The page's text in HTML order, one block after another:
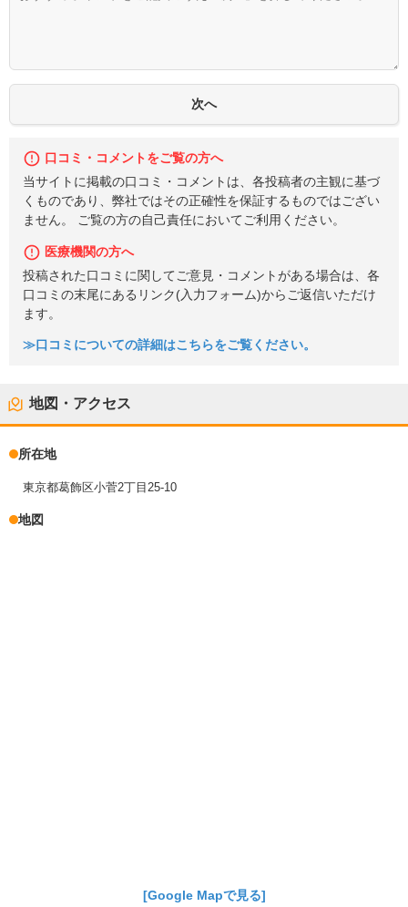
口コミ・コメントをご覧の方へ
当サイトに掲載の口コミ・コメントは、各投稿者の主観に基づ
くものであり、弊社ではその正確性を保証するものではござい
ません。 ご覧の方の自己責任においてご利用ください。
医療機関の方へ
投稿された口コミに関してご意見・コメントがある場合は、各
口コミの末尾にあるリンク(入力フォーム)からご返信いただけ
ます。
≫口コミについての詳細はこちらをご覧ください。
地図・アクセス
所在地
東京都葛飾区小菅2丁目25-10
地図
[Google Mapで見る]